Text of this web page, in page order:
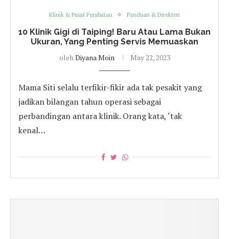
Klinik & Pusat Perubatan Panduan & Direktori
10 Klinik Gigi di Taiping! Baru Atau Lama Bukan
Ukuran, Yang Penting Servis Memuaskan
oleh Diyana Moin May 22, 2023
Mama Siti selalu terfikir-fikir ada tak pesakit yang
jadikan bilangan tahun operasi sebagai
perbandingan antara klinik. Orang kata, ‘tak
kenal…